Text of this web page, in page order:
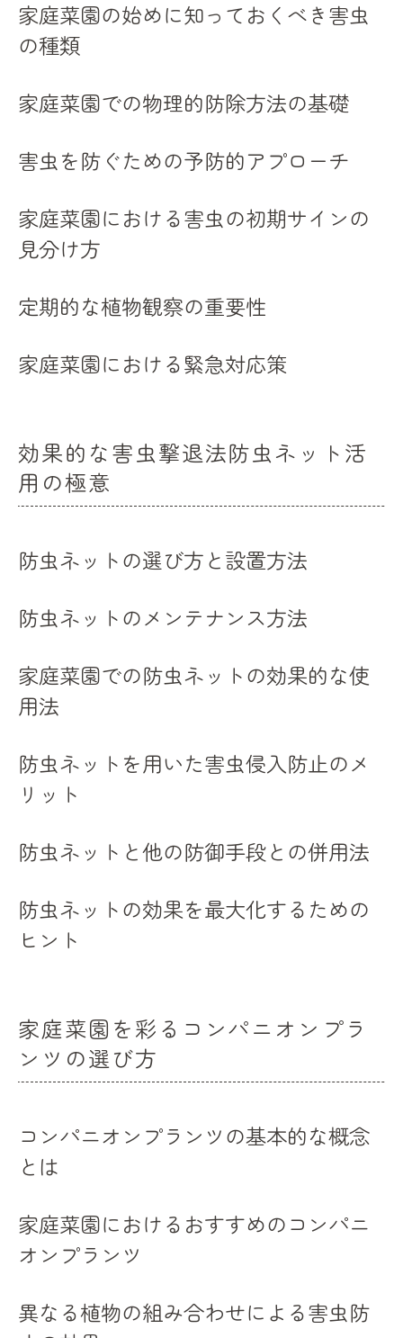
防虫ネットの選び方と設置方法
防虫ネットを用いた害虫侵入防止のメリッ
防虫ネットと他の防御手段との併用法
ト
家庭菜園を彩るコンパニオンプランツの選び方
家庭菜園におけるおすすめのコンパニオン
異なる植物の組み合わせによる害虫防止の
具体例で解説！家庭菜園での植物の組み合
わせ
コンパニオンプランツの管理と手入れ方法
法
安全で環境に優しい防虫剤の選び方
自家製天然防虫剤の作り方
天然防虫剤の長所と短所を理解する
家庭菜園初心者必見早期発見で害虫被害を最小
限に
家庭菜園初心者が陥りやすい害虫の被害
早期発見のための観察ポイント
被害を最小限にするための事前対策
収穫を楽しむための家庭菜園害虫対策の秘訣
家庭菜園での害虫対策スケジュールの組み
方
家庭菜園における収穫を守る日常的な心掛
家庭菜園の収穫を楽しむための計画的アプ
ローチ
家庭菜園のプロが教える害虫対策の多角的アプ
家庭菜園の始めに知っておくべき害虫
の種類
家庭菜園での物理的防除方法の基礎
害虫を防ぐための予防的アプローチ
家庭菜園における害虫の初期サインの
見分け方
定期的な植物観察の重要性
家庭菜園における緊急対応策
効果的な害虫撃退法防虫ネット活
用の極意
防虫ネットの選び方と設置方法
防虫ネットのメンテナンス方法
家庭菜園での防虫ネットの効果的な使
用法
防虫ネットを用いた害虫侵入防止のメ
リット
防虫ネットと他の防御手段との併用法
防虫ネットの効果を最大化するための
ヒント
家庭菜園を彩るコンパニオンプラ
ンツの選び方
コンパニオンプランツの基本的な概念
とは
家庭菜園におけるおすすめのコンパニ
オンプランツ
異なる植物の組み合わせによる害虫防